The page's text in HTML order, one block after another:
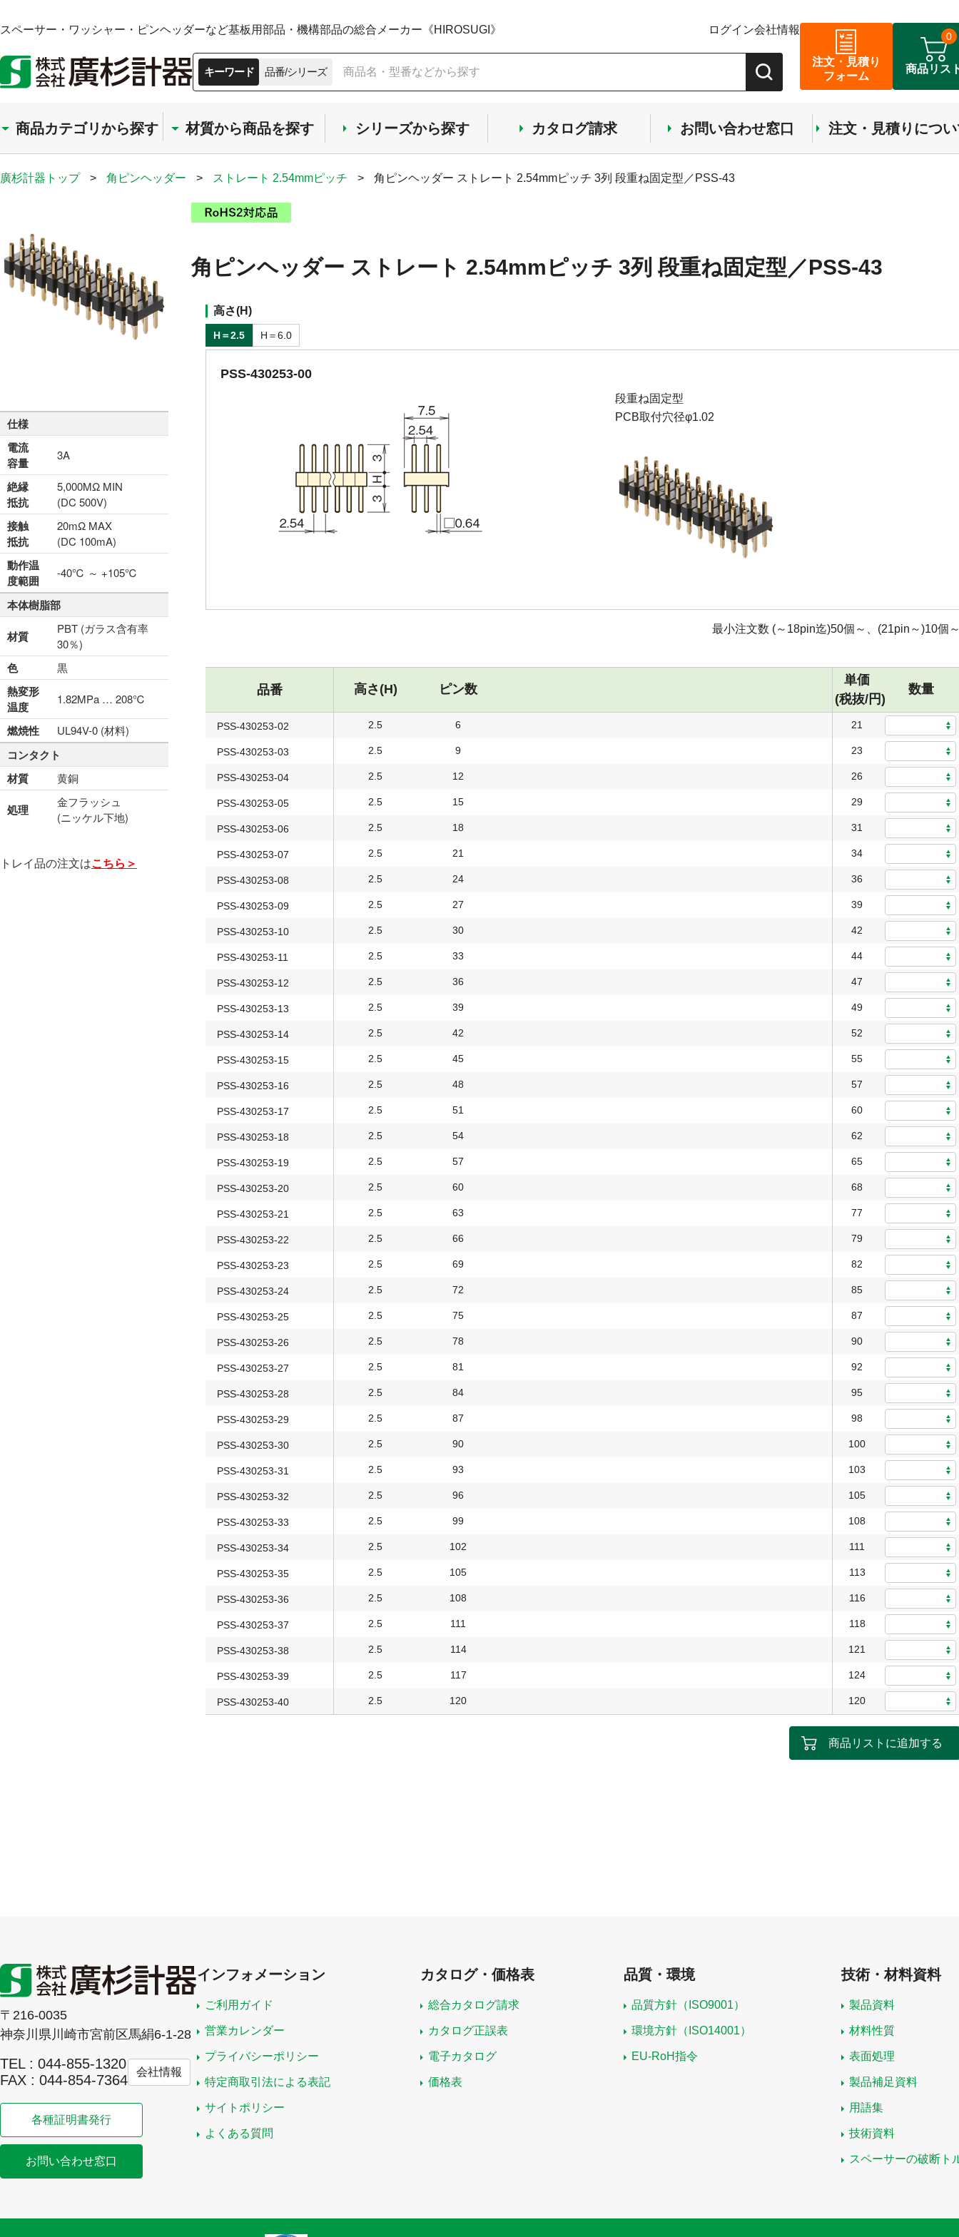
スペーサー・ワッシャー・ピンヘッダーなど基板用部品・機構部品の総合メーカー《HIROSUGI》 ログイン会社情報
キーワード 品番/シリーズ
注文・見積り
フォーム
商品リス
0
商品カテゴリから探す 材質から商品を探す シリーズから探す カタログ請求 お問い合わせ窓口 注文・見積りにつ
廣杉計器トップ > 角ピンヘッダー > ストレート 2.54mmピッチ > 角ピンヘッダー ストレート 2.54mmピッチ 3列 段重ね固定型／PSS-43
仕様
電流
容量
3A
絶縁
抵抗
5,000MΩ MIN
(DC 500V)
接触
抵抗
20mΩ MAX
(DC 100mA)
動作温
度範囲
-40℃ ～ +105℃
本体樹脂部
材質
PBT (ガラス含有率
30％)
色 黒
熱変形
温度
1.82MPa … 208℃
燃焼性 UL94V-0 (材料)
コンタクト
材質
黄銅
処理
金フラッシュ
(ニッケル下地)
トレイ品の注文はこちら＞
角ピンヘッダー ストレート 2.54mmピッチ 3列 段重ね固定型／PSS-43
高さ(H)
H＝2.5 H＝6.0
PSS-430253-00
段重ね固定型
PCB取付穴径φ1.02
最小注文数 (～18pin迄)50個～、(21pin～)10個
品番 高さ(H) ピン数
単価
(税抜/円)
数量
PSS-430253-02 2.5 6 21
PSS-430253-03 2.5 9 23
PSS-430253-04 2.5 12 26
PSS-430253-05 2.5 15 29
PSS-430253-06 2.5 18 31
PSS-430253-07 2.5 21 34
PSS-430253-08 2.5 24 36
PSS-430253-09 2.5 27 39
PSS-430253-10 2.5 30 42
PSS-430253-11 2.5 33 44
PSS-430253-12 2.5 36 47
PSS-430253-13 2.5 39 49
PSS-430253-14 2.5 42 52
PSS-430253-15 2.5 45 55
PSS-430253-16 2.5 48 57
PSS-430253-17 2.5 51 60
PSS-430253-18 2.5 54 62
PSS-430253-19 2.5 57 65
PSS-430253-20 2.5 60 68
PSS-430253-21 2.5 63 77
PSS-430253-22 2.5 66 79
PSS-430253-23 2.5 69 82
PSS-430253-24 2.5 72 85
PSS-430253-25 2.5 75 87
PSS-430253-26 2.5 78 90
PSS-430253-27 2.5 81 92
PSS-430253-28 2.5 84 95
PSS-430253-29 2.5 87 98
PSS-430253-30 2.5 90 100
PSS-430253-31 2.5 93 103
PSS-430253-32 2.5 96 105
PSS-430253-33 2.5 99 108
PSS-430253-34 2.5 102 111
PSS-430253-35 2.5 105 113
PSS-430253-36 2.5 108 116
PSS-430253-37 2.5 111 118
PSS-430253-38 2.5 114 121
PSS-430253-39 2.5 117 124
PSS-430253-40 2.5 120 120
商品リストに追加する
〒216-0035
神奈川県川崎市宮前区馬絹6-1-28
TEL : 044-855-1320
FAX : 044-854-7364
会社情報
各種証明書発行
お問い合わせ窓口
インフォメーション
ご利用ガイド
営業カレンダー
プライバシーポリシー
特定商取引法による表記
サイトポリシー
よくある質問
カタログ・価格表
総合カタログ請求
カタログ正誤表
電子カタログ
価格表
品質・環境
品質方針（ISO9001）
環境方針（ISO14001）
EU-RoH指令
技術・材料資料
製品資料
材料性質
表面処理
製品補足資料
用語集
技術資料
スペーサーの破断ト